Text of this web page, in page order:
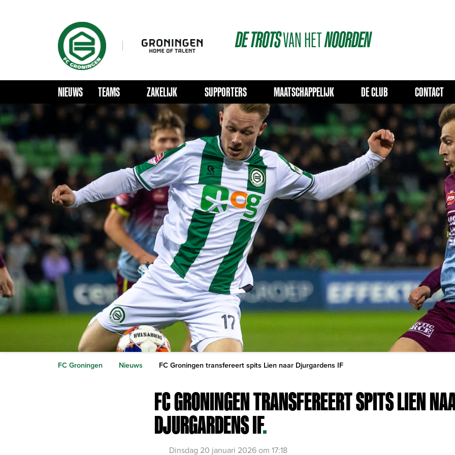
DETROTSVANHETNOORDEN
NIEUWS TEAMS ZAKELIJK SUPPORTERS MAATSCHAPPELIJK DE CLUB CONTACT
FC Groningen Nieuws FC Groningen transfereert spits Lien naar Djurgardens IF
FC GRONINGEN TRANSFEREERT SPITS LIEN
DJURGARDENS IF.
Dinsdag 20 januari 2026 om 17:18